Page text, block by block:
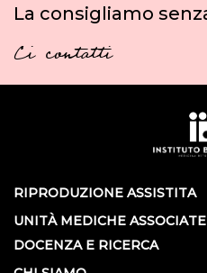
La consigliamo
Ci contatti
RIPRODUZIONE ASSISTITA
UNITÀ MEDICHE ASSOCIATE
DOCENZA E RICERCA